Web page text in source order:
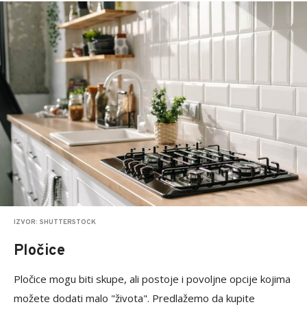
IZVOR: SHUTTERSTOCK
Pločice
Pločice mogu biti skupe, ali postoje i povoljne opcije kojima
možete dodati malo "života". Predlažemo da kupite